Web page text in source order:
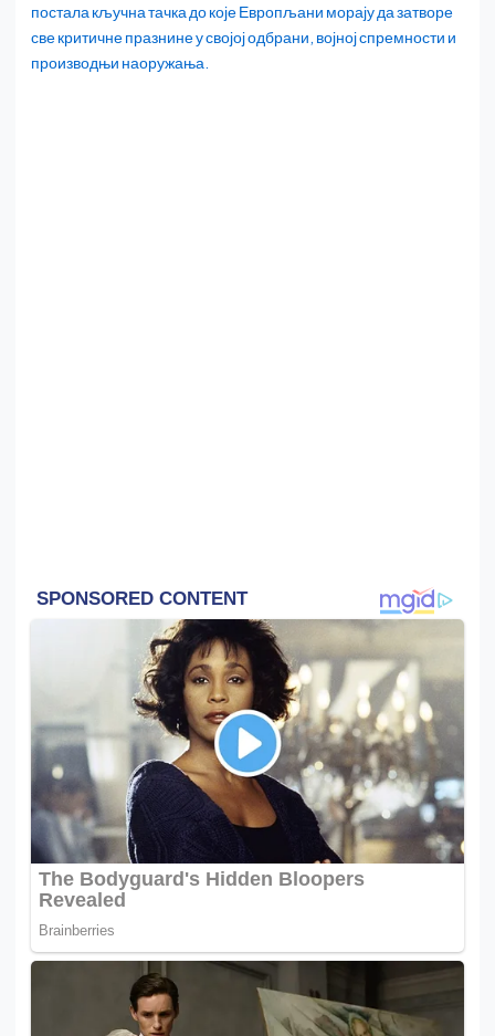
постала кључна тачка до које Европљани морају да затворе
све критичне празнине у својој одбрани, војној спремности и
производњи наоружања.